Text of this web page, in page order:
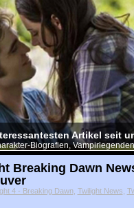
Artikel seit
Biografien,
Breaking Dawn
4 - Breaking Dawn, Twilight News